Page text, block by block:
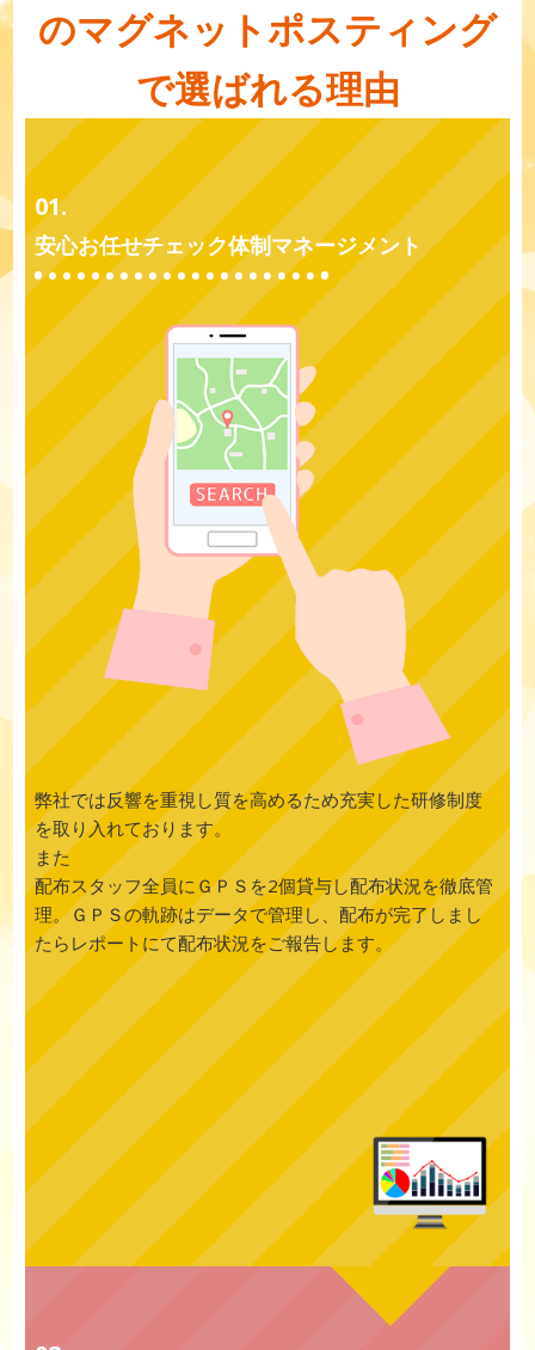
のマグネットポスティング
で選ばれる理由
01.
安心お任せチェック体制マネージメント
弊社では反響を重視し質を高めるため充実した研修制度
を取り入れております。
また
配布スタッフ全員にＧＰＳを2個貸与し配布状況を徹底管
理。ＧＰＳの軌跡はデータで管理し、配布が完了しまし
たらレポートにて配布状況をご報告します。